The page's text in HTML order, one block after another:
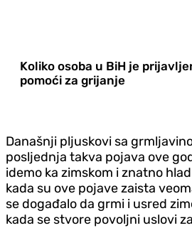
Koliko osoba u BiH je
pomoći za grijanje
Današnji pljuskovi sa
posljednja takva pojava ove
idemo ka zimskom i znatno
kada su ove pojave zaista
se događalo da grmi i usred
kada se stvore povoljni uslovi